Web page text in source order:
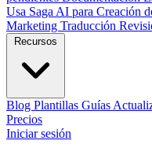
Usa Saga AI para Creación
Marketing Traducción
Blog Plantillas Guías
Precios
Iniciar sesión